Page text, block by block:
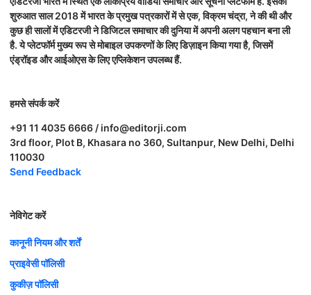
शुरुआत साल 2018 में भारत के प्रमुख पत्रकारों में से एक, विक्रम चंद्रा, ने की थी और
कुछ ही सालों में एडिटरजी ने डिजिटल समाचार की दुनिया में अपनी अलग पहचान बना ली
है. ये प्लेटफॉर्म मुख्य रूप से मोबाइल उपकरणों के लिए डिज़ाइन किया गया है, जिसमें
एंड्रॉइड और आईओएस के लिए एप्लिकेशन उपलब्ध हैं.
हमसे संपर्क करें
+91 11 4035 6666 / info@editorji.com
3rd floor, Plot B, Khasara no 360, Sultanpur, New Delhi, Delhi
110030
Send Feedback
नेविगेट करें
कानूनी नियम और शर्तें
प्राइवेसी पॉलिसी
कुकीज़ पॉलिसी